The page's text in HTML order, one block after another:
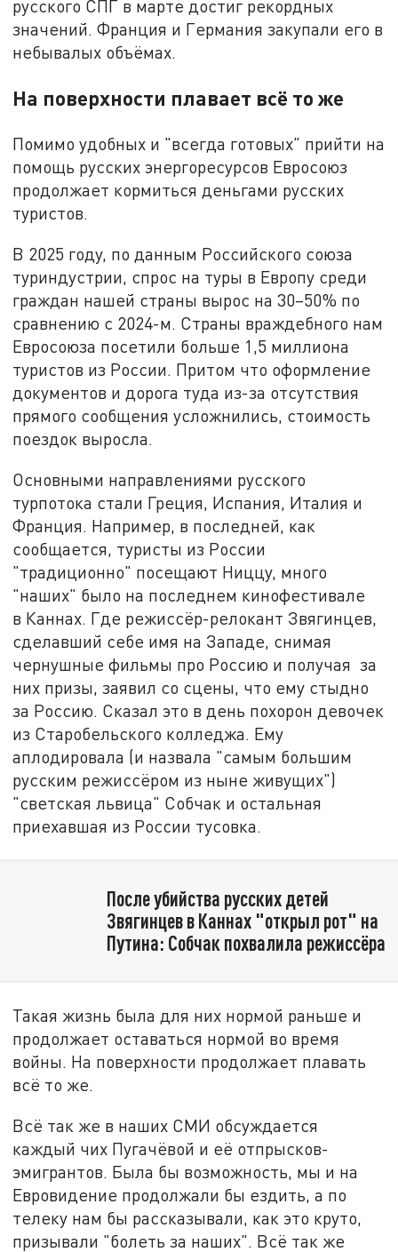
русского СПГ в марте достиг рекордных
значений. Франция и Германия закупали его в
небывалых объёмах.
На поверхности плавает всё то же
Помимо удобных и "всегда готовых" прийти на
помощь русских энергоресурсов Евросоюз
продолжает кормиться деньгами русских
туристов.
В 2025 году, по данным Российского союза
туриндустрии, спрос на туры в Европу среди
граждан нашей страны вырос на 30–50% по
сравнению с 2024-м. Страны враждебного нам
Евросоюза посетили больше 1,5 миллиона
туристов из России. Притом что оформление
документов и дорога туда из-за отсутствия
прямого сообщения усложнились, стоимость
поездок выросла.
Основными направлениями русского
турпотока стали Греция, Испания, Италия и
Франция. Например, в последней, как
сообщается, туристы из России
"традиционно" посещают Ниццу, много
"наших" было на последнем кинофестивале
в Каннах. Где режиссёр-релокант Звягинцев,
сделавший себе имя на Западе, снимая
чернушные фильмы про Россию и получая за
них призы, заявил со сцены, что ему стыдно
за Россию. Сказал это в день похорон девочек
из Старобельского колледжа. Ему
аплодировала (и назвала "самым большим
русским режиссёром из ныне живущих")
"светская львица" Собчак и остальная
приехавшая из России тусовка.
После убийства русских детей
Звягинцев в Каннах "открыл рот" на
Путина: Собчак похвалила режиссёра
Такая жизнь была для них нормой раньше и
продолжает оставаться нормой во время
войны. На поверхности продолжает плавать
всё то же.
Всё так же в наших СМИ обсуждается
каждый чих Пугачёвой и её отпрысков-
эмигрантов. Была бы возможность, мы и на
Евровидение продолжали бы ездить, а по
телеку нам бы рассказывали, как это круто,
призывали "болеть за наших". Всё так же